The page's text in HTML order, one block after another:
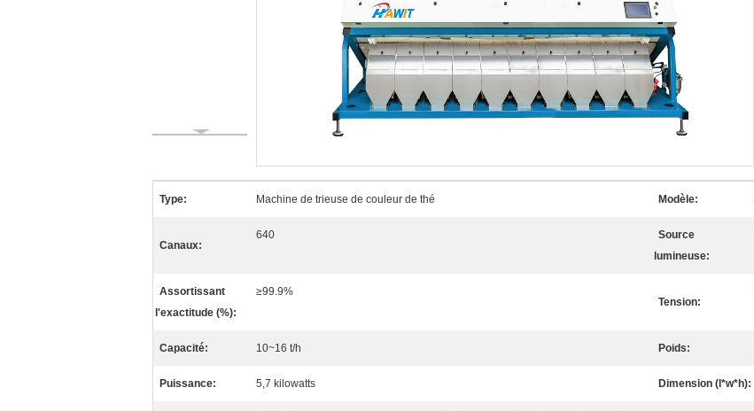
Type: Machine de trieuse de couleur de thé Modèle:
Canaux:
640
Source
lumineuse:
Assortissant
l'exactitude (%):
≥99.9%
Tension:
Capacité: 10~16 t/h Poids:
Puissance: 5,7 kilowatts Dimension (l*w*h):